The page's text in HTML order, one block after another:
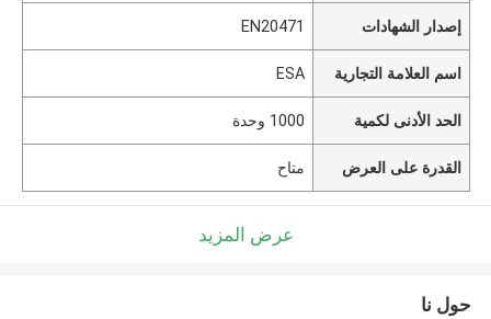
إصدار الشهادات EN20471
اسم العلامة التجارية ESA
الحد الأدنى لكمية 1000 وحدة
القدرة على العرض متاح
عرض المزيد
حول نا